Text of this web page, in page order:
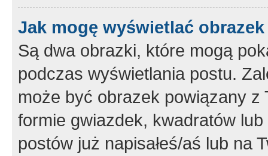
Jak mogę wyświetlać
Są dwa obrazki, które mogą
podczas wyświetlania postu.
może być obrazek powiązany z
formie gwiazdek, kwadratów
postów już napisałeś/aś lub na